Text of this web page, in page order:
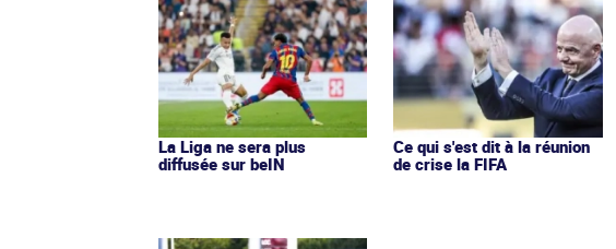
La Liga ne sera plus
diffusée sur beIN
Ce qui s'est dit à la réunion
de crise la FIFA